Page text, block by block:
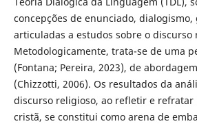
concepções de enunciado,
articuladas a estudos sobre o discurso
Metodologicamente, trata-se de uma
(Fontana; Pereira, 2023), de
(Chizzotti, 2006). Os resultados da
discurso religioso, ao refletir e refratar
cristã, se constitui como arena de